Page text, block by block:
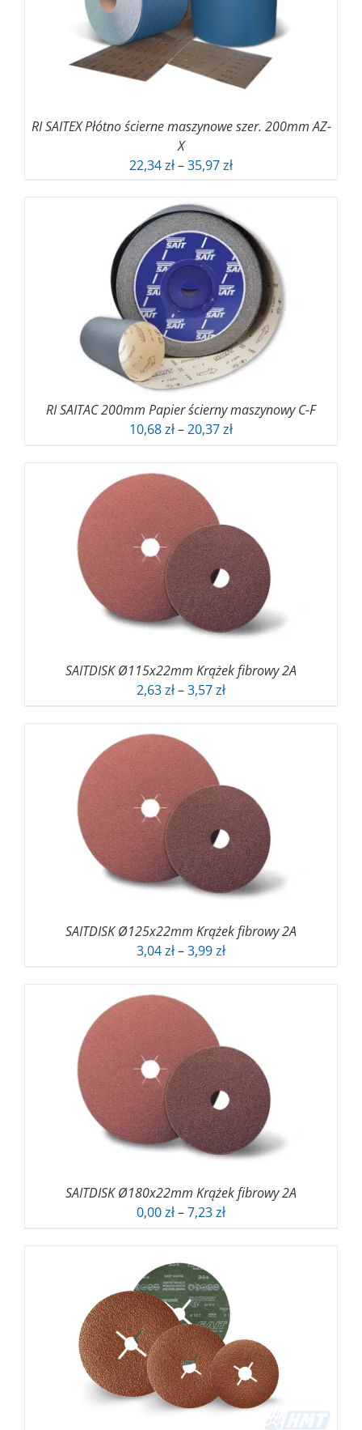
RI SAITEX Płótno ścierne maszynowe szer. 200mm AZ-
X
22,34zł–35,97złZakres
22,34 zł
do
35,97 zł
RI SAITAC 200mm Papier ścierny maszynowy C-F
10,68zł–20,37złZakres
20,37 zł
SAITDISK Ø115x22mm Krążek fibrowy 2A
2,63zł–3,57złZakres
3,57 zł
SAITDISK Ø125x22mm Krążek fibrowy 2A
3,04zł–3,99złZakres
3,99 zł
SAITDISK Ø180x22mm Krążek fibrowy 2A
0,00zł–7,23złZakres
do
7,23 zł